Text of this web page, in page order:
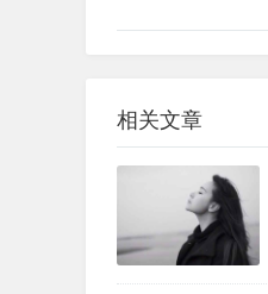
相关文章